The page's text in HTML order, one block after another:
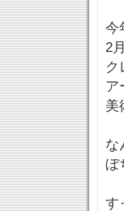
今
2
ク
ア
美
な
ぼ
す